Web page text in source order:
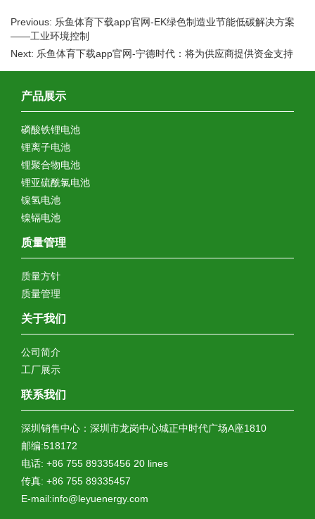
Previous: 乐鱼体育下载app官网-EK绿色制造业节能低碳解决方案
——工业环境控制
Next: 乐鱼体育下载app官网-宁德时代：将为供应商提供资金支持
产品展示
磷酸铁锂电池
锂离子电池
锂聚合物电池
锂亚硫酰氯电池
镍氢电池
镍镉电池
质量管理
质量方针
质量管理
关于我们
公司简介
工厂展示
联系我们
深圳销售中心：深圳市龙岗中心城正中时代广场A座1810
邮编:518172
电话: +86 755 89335456 20 lines
传真: +86 755 89335457
E-mail:info@leyuenergy.com